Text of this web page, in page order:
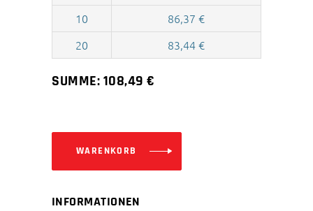
10
86,37 €
20
83,44€
SUMME:108,49 €
WARENKORB
INFORMATIONEN